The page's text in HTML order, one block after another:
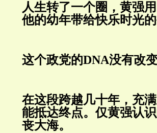
人生转了一个圈，黄强
他的幼年带给快乐时光的
这个政党的DNA没有改
在这段跨越几十年，充
能抵达终点。仅黄强认
丧大海。